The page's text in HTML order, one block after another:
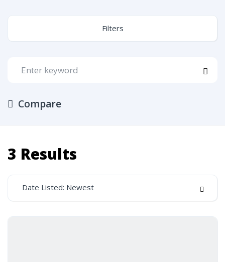
Filters
Compare
3 Results
Date Listed: Newest